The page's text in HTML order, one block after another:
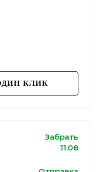
КЛИК
Забрать
11.08